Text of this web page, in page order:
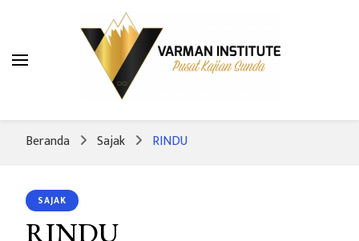
Varman Institute
Pusat Kajian Sunda
Beranda Sajak RINDU
SAJAK
RINDU